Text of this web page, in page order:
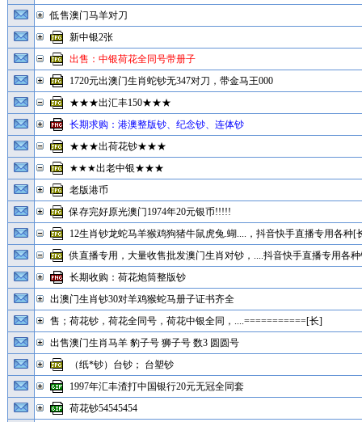
低售澳门马羊对刀
新中银2张
出售：中银荷花全同号带册子
1720元出澳门生肖蛇钞无347对刀，带金马王000
★★★出汇丰150★★★
长期求购：港澳整版钞、纪念钞、连体钞
★★★出荷花钞★★★
★★★出老中银★★★
老版港币
保存完好原光澳门1974年20元银币!!!!!
12生肖钞龙蛇马羊猴鸡狗猪牛鼠虎兔.蝴....，抖音快手直播专用各种[
供直播专用，大量收售批发澳门生肖对钞，....抖音快手直播专用各
长期收购：荷花炮筒整版钞
出澳门生肖钞30对羊鸡猴蛇马册子证书齐全
售；荷花钞，荷花全同号，荷花中银全同，....===========[长]
出售澳门生肖马羊 豹子号 狮子号 数3 圆圆号
（纸*钞）台钞； 台塑钞
1997年汇丰渣打中国银行20元无冠全同套
荷花钞54545454